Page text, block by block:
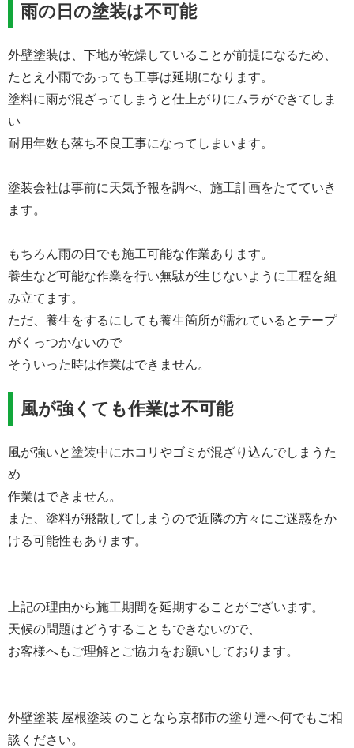
雨の日の塗装は不可能
外壁塗装は、下地が乾燥していることが前提になるため、
たとえ小雨であっても工事は延期になります。
塗料に雨が混ざってしまうと仕上がりにムラができてしま
い
耐用年数も落ち不良工事になってしまいます。
塗装会社は事前に天気予報を調べ、施工計画をたてていき
ます。
もちろん雨の日でも施工可能な作業あります。
養生など可能な作業を行い無駄が生じないように工程を組
み立てます。
ただ、養生をするにしても養生箇所が濡れているとテープ
がくっつかないので
そういった時は作業はできません。
風が強くても作業は不可能
風が強いと塗装中にホコリやゴミが混ざり込んでしまうた
め
作業はできません。
また、塗料が飛散してしまうので近隣の方々にご迷惑をか
ける可能性もあります。
上記の理由から施工期間を延期することがございます。
天候の問題はどうすることもできないので、
お客様へもご理解とご協力をお願いしております。
外壁塗装 屋根塗装 のことなら京都市の塗り達へ何でもご相
談ください。